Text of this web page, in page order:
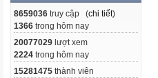
8659036 truy cập (chi tiết)
1366 trong hôm nay
20077029 lượt xem
2224 trong hôm nay
15281475 thành viên